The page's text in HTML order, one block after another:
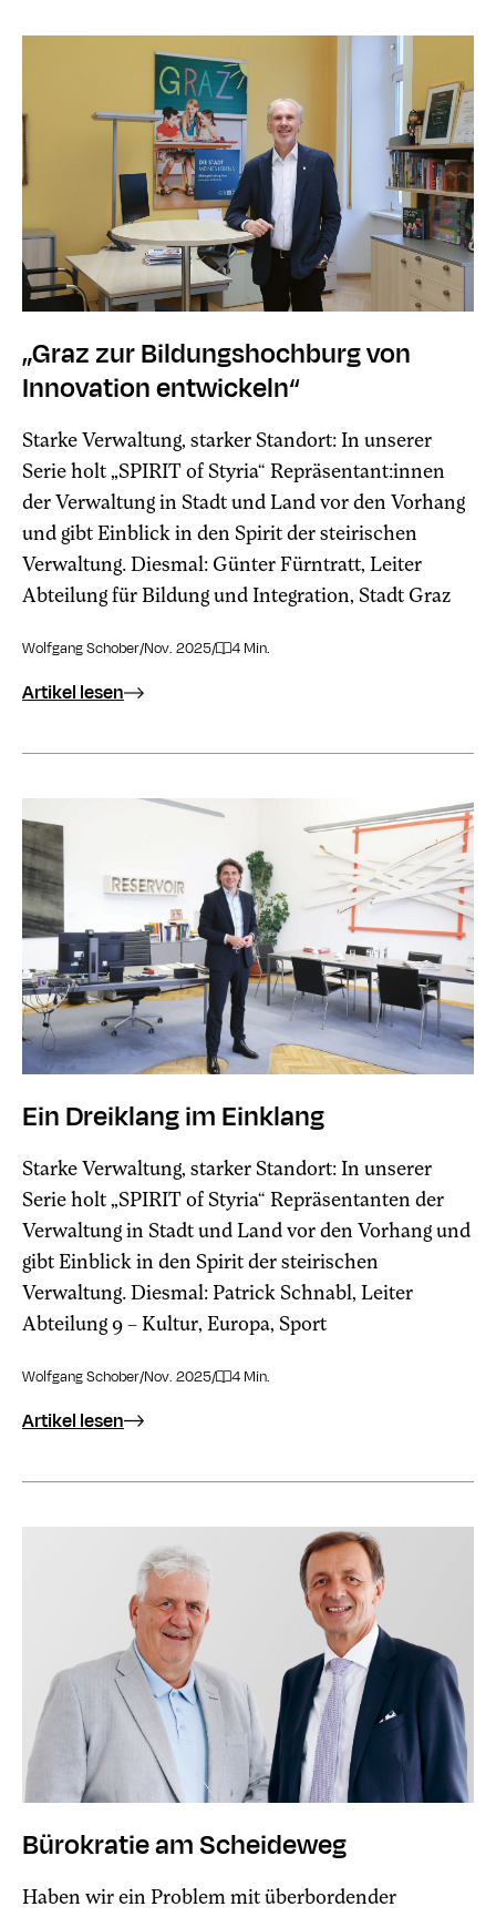
„Graz zur Bildungshochburg von
Innovation entwickeln“
Starke Verwaltung, starker Standort: In unserer
Serie holt „SPIRIT of Styria“ Repräsentant:innen
der Verwaltung in Stadt und Land vor den Vorhang
und gibt Einblick in den Spirit der steirischen
Verwaltung. Diesmal: Günter Fürntratt, Leiter
Abteilung für Bildung und Integration, Stadt Graz
Wolfgang Schober/Nov. 2025/ 4 Min.
Artikel lesen
Ein Dreiklang im Einklang
Starke Verwaltung, starker Standort: In unserer
Serie holt „SPIRIT of Styria“ Repräsentanten der
Verwaltung in Stadt und Land vor den Vorhang und
gibt Einblick in den Spirit der steirischen
Verwaltung. Diesmal: Patrick Schnabl, Leiter
Abteilung 9 – Kultur, Europa, Sport
Wolfgang Schober/Nov. 2025/ 4 Min.
Artikel lesen
Bürokratie am Scheideweg
Haben wir ein Problem mit überbordender